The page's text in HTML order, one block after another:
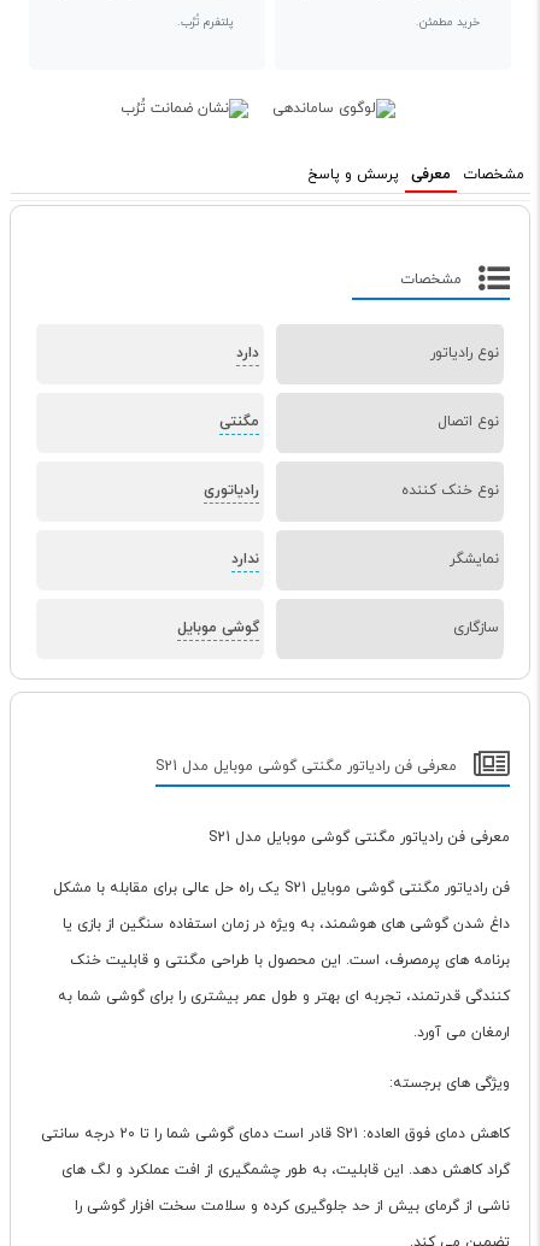
خرید مطمئن. پلتفرم تُرُب.
مشخصات معرفی پرسش و پاسخ
مشخصات
نوع رادیاتور دارد
نوع اتصال مگنتی
نوع خنک کننده رادیاتوری
نمایشگر ندارد
سازگاری گوشی موبایل
معرفی فن رادیاتور مگنتی گوشی موبایل مدل S21
معرفی فن رادیاتور مگنتی گوشی موبایل مدل S21
فن رادیاتور مگنتی گوشی موبایل S21 یک راه حل عالی برای مقابله با مشکل
داغ شدن گوشی های هوشمند، به ویژه در زمان استفاده سنگین از بازی یا
برنامه های پرمصرف، است. این محصول با طراحی مگنتی و قابلیت خنک
کنندگی قدرتمند، تجربه ای بهتر و طول عمر بیشتری را برای گوشی شما به
ارمغان می آورد.
ویژگی های برجسته:
کاهش دمای فوق العاده: S21 قادر است دمای گوشی شما را تا 20 درجه سانتی
گراد کاهش دهد. این قابلیت، به طور چشمگیری از افت عملکرد و لگ های
ناشی از گرمای بیش از حد جلوگیری کرده و سلامت سخت افزار گوشی را